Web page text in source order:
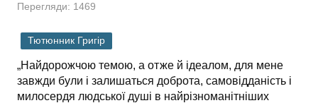
Перегляди: 1469
Тютюнник Григір
„Найдорожчою темою, а отже й ідеалом, для мене
завжди були і залишаться доброта, самовідданість і
милосердя людської душі в найрізноманітніших